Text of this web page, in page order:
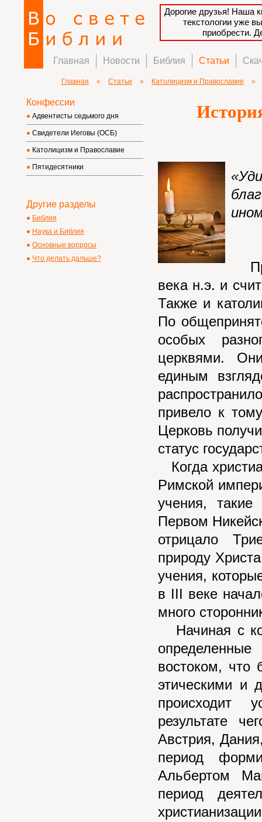
Дорогие друзья! Наша
текстологии уже
приобрести.
Главная Новости Библия Статьи
Главная » Статьи » Католицизм и Православие »
века н.э. и
Также и
По
особых
церквями.
единым
привело к
Церковь
статус
Когда
Римской
учения,
Первом
отрицало
природу
учения,
в III веке
много
Начиная с
востоком, что
этическими и
происходит
результате
Австрия,
период
Альбертом
период
Конфессии
Адвентисты седьмого дня
Свидетели Иеговы (ОСБ)
Католицизм и Православие
Пятидесятники
Другие разделы
Библия
Наука и Библия
Основные вопросы
Что делать дальше?